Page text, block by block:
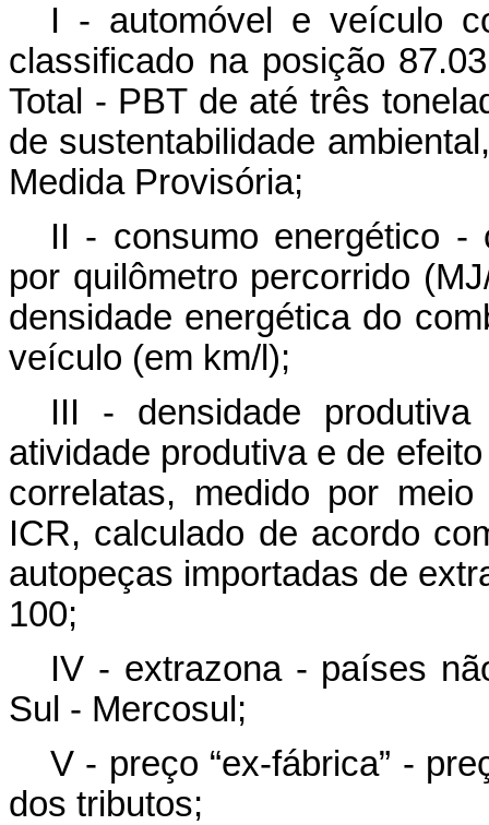
I - automóvel e veículo
classificado na posição
Total - PBT de até três
de sustentabilidade
Medida Provisória;
II - consumo energético -
por quilômetro percorrido
densidade energética do
veículo (em km/l);
III - densidade
atividade produtiva e de
correlatas, medido por
ICR, calculado de acordo
autopeças importadas de
100;
IV - extrazona - países
Sul - Mercosul;
V - preço “ex-fábrica” -
dos tributos;